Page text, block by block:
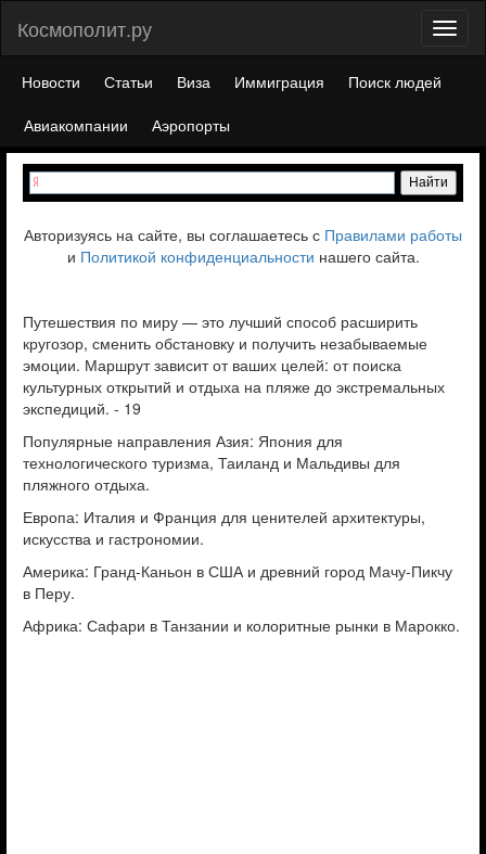
Космополит.ру
Новости Статьи Виза Иммиграция
Поиск людей
Авиакомпании
Аэропорты
Авторизуясь на сайте, вы соглашаетесь с Правилами работы
и Политикой конфиденциальности нашего сайта.
Путешествия по миру — это лучший способ расширить
кругозор, сменить обстановку и получить незабываемые
эмоции. Маршрут зависит от ваших целей: от поиска
культурных открытий и отдыха на пляже до экстремальных
экспедиций. - 19
Популярные направления Азия: Япония для
технологического туризма, Таиланд и Мальдивы для
пляжного отдыха.
Европа: Италия и Франция для ценителей архитектуры,
искусства и гастрономии.
Америка: Гранд-Каньон в США и древний город Мачу-Пикчу
в Перу.
Африка: Сафари в Танзании и колоритные рынки в Марокко.